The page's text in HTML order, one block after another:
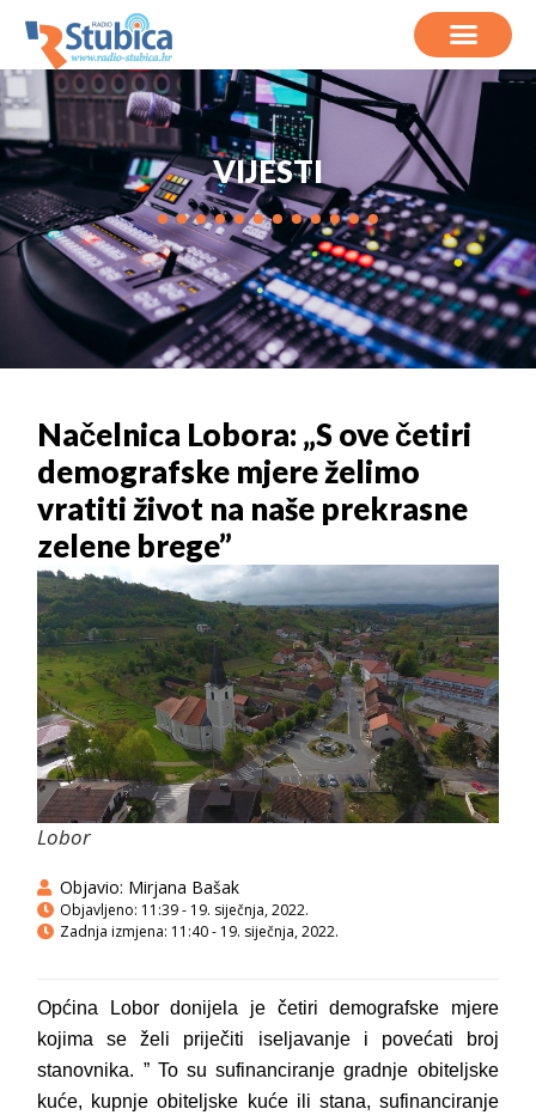
VIJESTI
Načelnica Lobora: „S ove četiri
demografske mjere želimo
vratiti život na naše prekrasne
zelene brege”
Lobor
Objavio: Mirjana Bašak
Objavljeno: 11:39 - 19. siječnja, 2022.
Zadnja izmjena: 11:40 - 19. siječnja, 2022.
Općina Lobor donijela je četiri demografske mjere
kojima se želi priječiti iseljavanje i povećati broj
stanovnika. ” To su sufinanciranje gradnje obiteljske
kuće, kupnje obiteljske kuće ili stana, sufinanciranje